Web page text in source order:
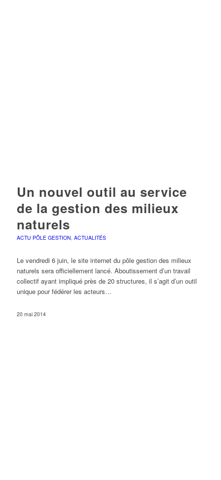
Un nouvel outil au service
de la gestion des milieux
naturels
ACTU PÔLE GESTION, ACTUALITÉS
Le vendredi 6 juin, le site internet du pôle gestion des milieux
naturels sera officiellement lancé. Aboutissement d’un travail
collectif ayant impliqué près de 20 structures, il s’agit d’un outil
unique pour fédérer les acteurs…
20 mai 2014